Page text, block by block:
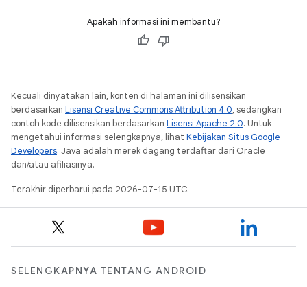
Apakah informasi ini membantu?
Kecuali dinyatakan lain, konten di halaman ini dilisensikan
berdasarkan Lisensi Creative Commons Attribution 4.0, sedangkan
contoh kode dilisensikan berdasarkan Lisensi Apache 2.0. Untuk
mengetahui informasi selengkapnya, lihat Kebijakan Situs Google
Developers. Java adalah merek dagang terdaftar dari Oracle
dan/atau afiliasinya.
Terakhir diperbarui pada 2026-07-15 UTC.
SELENGKAPNYA TENTANG ANDROID